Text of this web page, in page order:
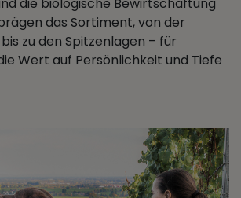
die biologische Bewirtschaftung
das Sortiment, von der
zu den Spitzenlagen – für
Wert auf Persönlichkeit und Tiefe